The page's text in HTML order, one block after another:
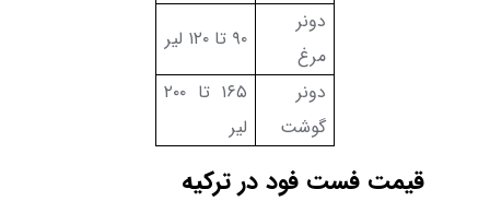
دونر
مرغ
۹۰ تا۱۲۰ لیر
دونر
گوشت
۱۶۵ تا ۲۰۰
لیر
قیمت فست فود در ترکیه